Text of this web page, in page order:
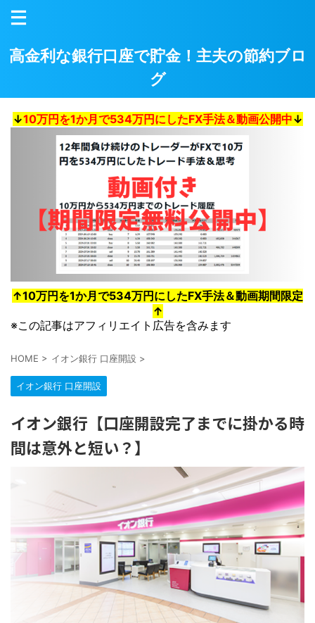
高金利な銀行口座で貯金！主夫の節約ブロ
グ
↓10万円を1か月で534万円にしたFX手法＆動画公開中↓
↑10万円を1か月で534万円にしたFX手法＆動画期間限定
↑
※この記事はアフィリエイト広告を含みます
HOME > イオン銀行 口座開設 >
イオン銀行 口座開設
イオン銀行【口座開設完了までに掛かる時
間は意外と短い？】